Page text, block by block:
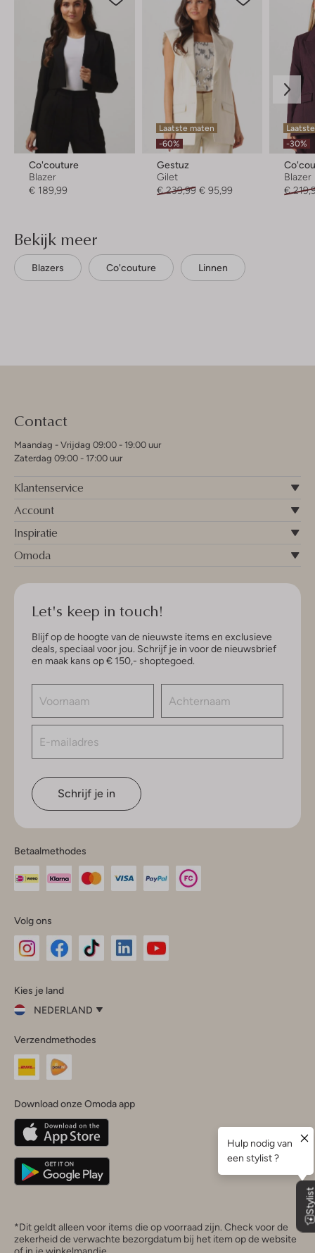
Co'couture
Blazer
€ 189,99
Laatste maten
-60%
Gestuz
Gilet
€ 239,99 € 95,99
-30%
Blazer
€
Bekijk meer
Blazers Co'couture Linnen
Contact
Maandag - Vrijdag 09:00 - 19:00 uur
Zaterdag 09:00 - 17:00 uur
Klantenservice
Account
Inspiratie
Omoda
Let's keep in touch!
Blijf op de hoogte van de nieuwste items en exclusieve
deals, speciaal voor jou. Schrijf je in voor de nieuwsbrief
en maak kans op € 150,- shoptegoed.
Schrijf je in
Betaalmethodes
Volg ons
InstagramFacebook
Kies je land
NEDERLAND
je
land
Nederland
Belgique(Français)
Deutschland
Verzendmethodes
Download onze Omoda app
*Dit geldt alleen voor items die op voorraad zijn. Check voor de
zekerheid de verwachte bezorgdatum bij het item op de website